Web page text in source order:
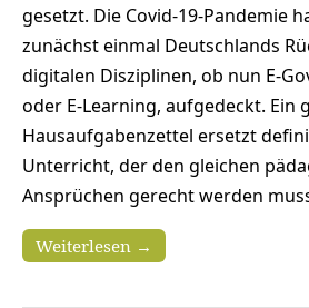
gesetzt. Die Covid-19-Pandemie
zunächst einmal Deutschlands
digitalen Disziplinen, ob nun E-
oder E-Learning, aufgedeckt. Ein
Hausaufgabenzettel ersetzt
Unterricht, der den gleichen
Ansprüchen gerecht werden
Weiterlesen →